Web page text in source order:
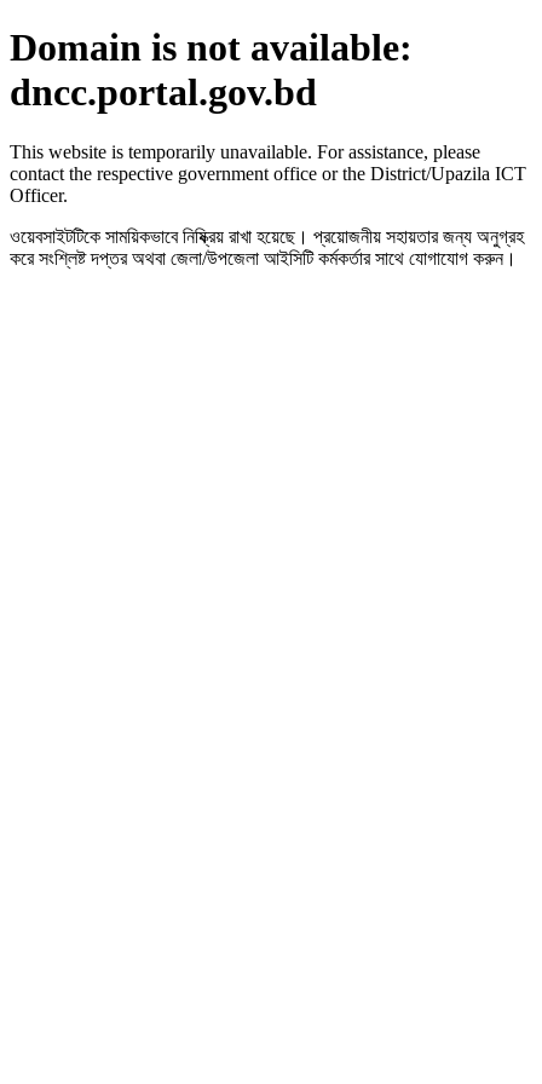
Domain is not available:
dncc.portal.gov.bd
This website is temporarily unavailable. For assistance, please
contact the respective government office or the District/Upazila ICT
Officer.
ওয়েবসাইটটিকে সাময়িকভাবে নিষ্ক্রিয় রাখা হয়েছে। প্রয়োজনীয় সহায়তার জন্য অনুগ্রহ
করে সংশ্লিষ্ট দপ্তর অথবা জেলা/উপজেলা আইসিটি কর্মকর্তার সাথে যোগাযোগ করুন।